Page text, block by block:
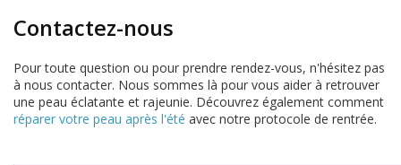
Contactez-nous
Pour toute question ou pour prendre rendez-vous, n'hésitez pas
à nous contacter. Nous sommes là pour vous aider à retrouver
une peau éclatante et rajeunie. Découvrez également comment
réparer votre peau après l'été avec notre protocole de rentrée.